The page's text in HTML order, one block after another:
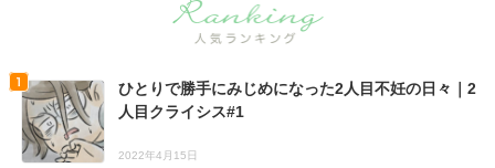
ひとりで勝手にみじめになった2人目不妊の日々｜2
人目クライシス#1
2022年4月15日